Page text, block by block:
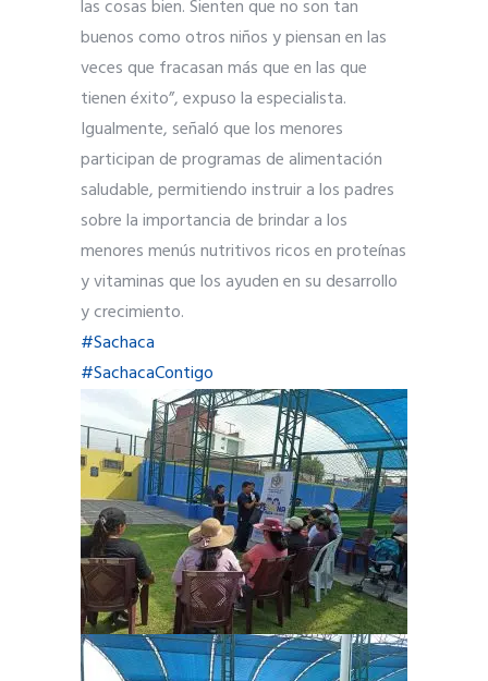
las cosas bien. Sienten que no son tan
buenos como otros niños y piensan en las
veces que fracasan más que en las que
tienen éxito”, expuso la especialista.
Igualmente, señaló que los menores
participan de programas de alimentación
saludable, permitiendo instruir a los padres
sobre la importancia de brindar a los
menores menús nutritivos ricos en proteínas
y vitaminas que los ayuden en su desarrollo
y crecimiento.
#Sachaca
#SachacaContigo